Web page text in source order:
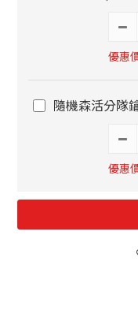
優惠
隨機森活分隊
優惠